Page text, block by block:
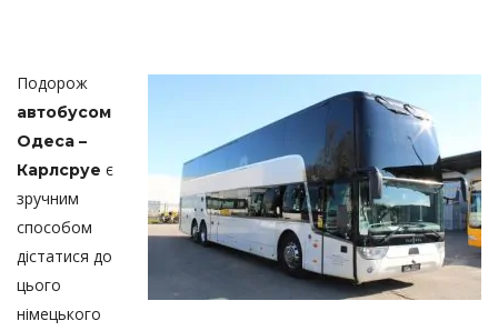
Подорож
автобусом
Одеса –
Карлсруе є
зручним
способом
дістатися до
цього
німецького